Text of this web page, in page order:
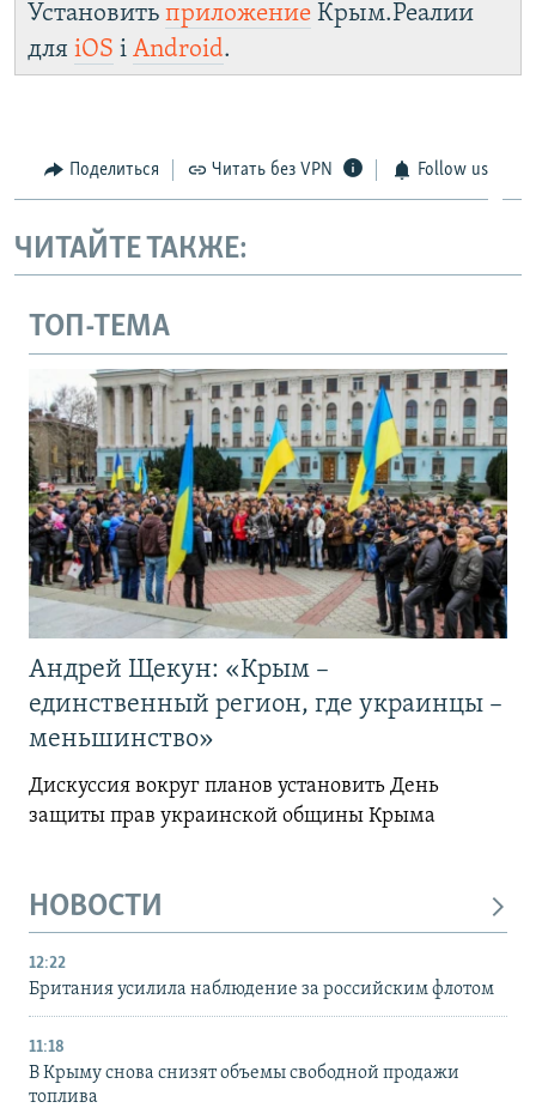
Установить приложение Крым.Реалии
для iOS і Android.
Поделиться Читать без VPN Follow us
ЧИТАЙТЕ ТАКЖЕ:
ТОП-ТЕМА
Андрей Щекун: «Крым –
единственный регион, где украинцы –
меньшинство»
Дискуссия вокруг планов установить День
защиты прав украинской общины Крыма
НОВОСТИ
12:22
Британия усилила наблюдение за российским флотом
11:18
В Крыму снова снизят объемы свободной продажи
топлива